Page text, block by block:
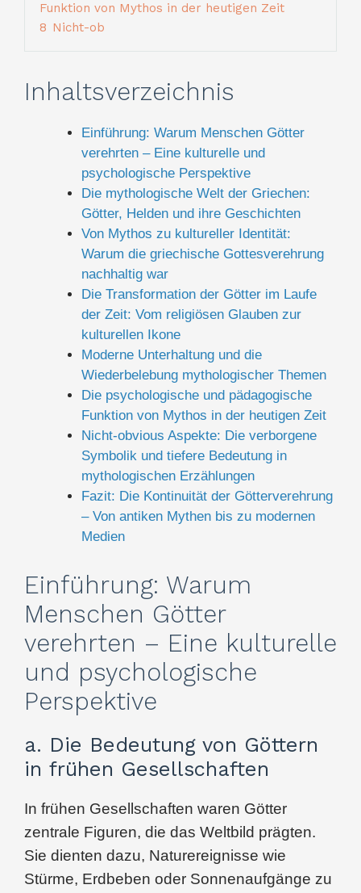
Funktion von Mythos in der heutigen Zeit
8 Nicht-ob
Inhaltsverzeichnis
Einführung: Warum Menschen Götter
verehrten – Eine kulturelle und
psychologische Perspektive
Die mythologische Welt der Griechen:
Götter, Helden und ihre Geschichten
Von Mythos zu kultureller Identität:
Warum die griechische Gottesverehrung
nachhaltig war
Die Transformation der Götter im Laufe
der Zeit: Vom religiösen Glauben zur
kulturellen Ikone
Moderne Unterhaltung und die
Wiederbelebung mythologischer Themen
Die psychologische und pädagogische
Funktion von Mythos in der heutigen Zeit
Nicht-obvious Aspekte: Die verborgene
Symbolik und tiefere Bedeutung in
mythologischen Erzählungen
Fazit: Die Kontinuität der Götterverehrung
– Von antiken Mythen bis zu modernen
Medien
Einführung: Warum
Menschen Götter
verehrten – Eine kulturelle
und psychologische
Perspektive
a. Die Bedeutung von Göttern
in frühen Gesellschaften
In frühen Gesellschaften waren Götter
zentrale Figuren, die das Weltbild prägten.
Sie dienten dazu, Naturereignisse wie
Stürme, Erdbeben oder Sonnenaufgänge zu